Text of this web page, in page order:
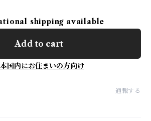
shipping available
Add to cart
国内にお住まいの方向け
通報する